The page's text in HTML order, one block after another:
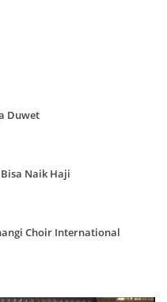
Duwet
Naik Haji
Choir International